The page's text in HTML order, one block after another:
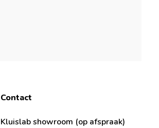
Contact
Kluislab showroom (op afspraak)